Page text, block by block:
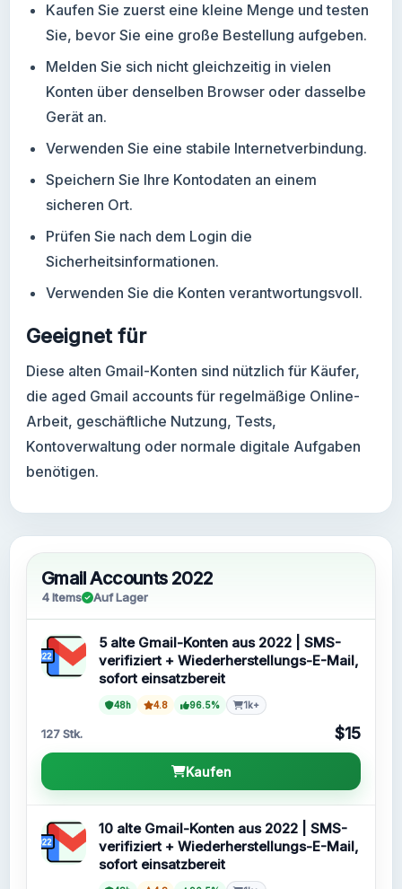
Kaufen Sie zuerst eine kleine Menge und testen
Sie, bevor Sie eine große Bestellung aufgeben.
Melden Sie sich nicht gleichzeitig in vielen
Konten über denselben Browser oder dasselbe
Gerät an.
Verwenden Sie eine stabile Internetverbindung.
Speichern Sie Ihre Kontodaten an einem
sicheren Ort.
Prüfen Sie nach dem Login die
Sicherheitsinformationen.
Verwenden Sie die Konten verantwortungsvoll.
Geeignet für
Diese alten Gmail-Konten sind nützlich für Käufer,
die aged Gmail accounts für regelmäßige Online-
Arbeit, geschäftliche Nutzung, Tests,
Kontoverwaltung oder normale digitale Aufgaben
benötigen.
Gmail Accounts 2022
4 Items Auf Lager
5 alte Gmail-Konten aus 2022 | SMS-
verifiziert + Wiederherstellungs-E-Mail,
sofort einsatzbereit
48h 4.8 96.5% 1k+
127 Stk. $15
Kaufen
10 alte Gmail-Konten aus 2022 | SMS-
verifiziert + Wiederherstellungs-E-Mail,
sofort einsatzbereit